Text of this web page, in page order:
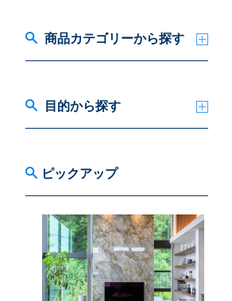
商品カテゴリーから探す
目的から探す
ピックアップ
CES-36106
アルテマルミ ライングレー
( 税込￥4,400/シート )